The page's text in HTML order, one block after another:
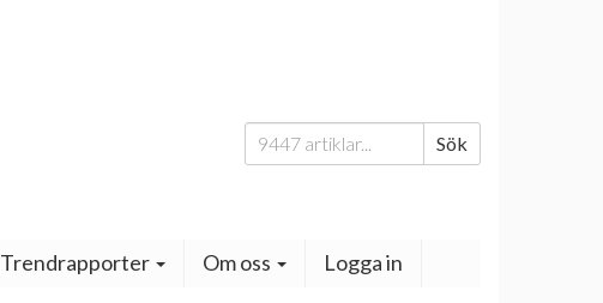
Sök
efter:
Sök
Trendrapporter Om oss Logga in